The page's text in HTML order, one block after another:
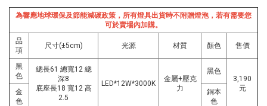
為響應地球環保及節能減碳政策，所有燈具出貨時不附贈燈泡，若有需要您
可於賣場內加購。
品
項
尺寸(±5cm) 光源 材質 顏色 售價
黑
色
總長61 總寬12 總
深8
底座長18 寬12 高
2.5
LED*12W*3000K
金屬+壓克
力
黑色
3,190
元
金
色
銅本
色